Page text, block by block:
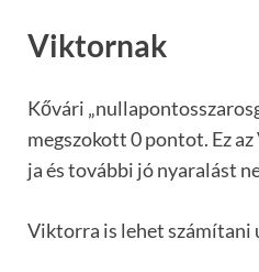
Viktornak
Kővári
megszokott 0 pontot. Ez
ja és további jó nyaralást
Viktorra is lehet számítani